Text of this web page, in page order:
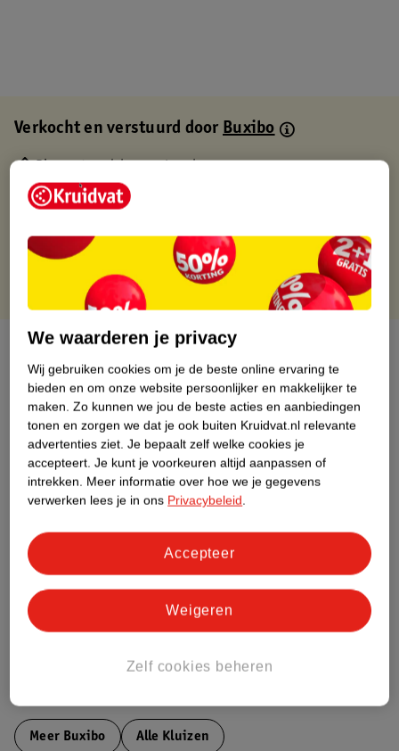
Verkocht en verstuurd doorBuxibo
Gratis thuisbezorgd
Gratis retourneren via verkooppartner.
Over dit product
Productinformatie
Etiketinformatie
Nature Impact Score
Meer informatie
Bestel & Bezorginformatie
Meer Buxibo Alle Kluizen
We waarderen je privacy
Wij gebruiken cookies om je de beste online ervaring te
bieden en om onze website persoonlijker en makkelijker te
maken. Zo kunnen we jou de beste acties en aanbiedingen
tonen en zorgen we dat je ook buiten Kruidvat.nl relevante
advertenties ziet. Je bepaalt zelf welke cookies je
accepteert. Je kunt je voorkeuren altijd aanpassen of
intrekken. Meer informatie over hoe we je gegevens
verwerken lees je in ons Privacybeleid.
Zelf cookies beheren
Weigeren
Accepteer